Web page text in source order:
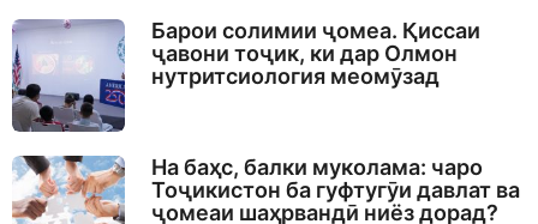
Барои солимии ҷомеа. Қиссаи
ҷавони тоҷик, ки дар Олмон
нутритсиология меомӯзад
На баҳс, балки муколама: чаро
Тоҷикистон ба гуфтугӯи давлат ва
ҷомеаи шаҳрвандӣ ниёз дорад?